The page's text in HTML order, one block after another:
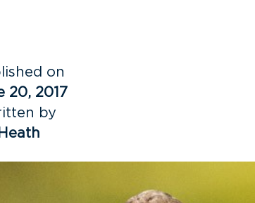
on
20, 2017
by
Heath